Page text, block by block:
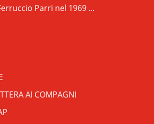
Parri nel 1969 ...
AI COMPAGNI